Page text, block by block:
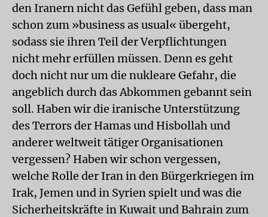
den Iranern nicht das Gefühl geben, dass man
schon zum »business as usual« übergeht,
sodass sie ihren Teil der Verpflichtungen
nicht mehr erfüllen müssen. Denn es geht
doch nicht nur um die nukleare Gefahr, die
angeblich durch das Abkommen gebannt sein
soll. Haben wir die iranische Unterstützung
des Terrors der Hamas und Hisbollah und
anderer weltweit tätiger Organisationen
vergessen? Haben wir schon vergessen,
welche Rolle der Iran in den Bürgerkriegen im
Irak, Jemen und in Syrien spielt und was die
Sicherheitskräfte in Kuwait und Bahrain zum